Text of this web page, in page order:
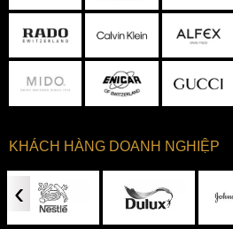
KHÁCH HÀNG DOANH NGHIỆP
‹